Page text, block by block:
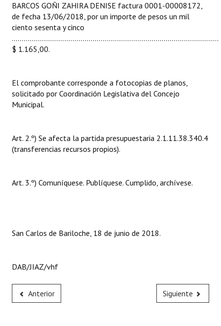
Premio al Mérito - Registro
Mujeres que Dejaron Huellas - Registro
Ciudadano Ilustre - Registro
Huéspedes de Honor - Registro
REFORMA DE LA CARTA ORGÁNICA
BARCOS GOÑI ZAHIRA DENISE factura 0001-00008172,
de fecha 13/06/2018, por un importe de pesos un mil
ciento sesenta y cinco
.........................................................................................................
$ 1.165,00.
El comprobante corresponde a fotocopias de planos,
solicitado por Coordinación Legislativa del Concejo
Municipal.
Art. 2.º) Se afecta la partida presupuestaria 2.1.11.38.340.4
(transferencias recursos propios).
Art. 3.º) Comuníquese. Publíquese. Cumplido, archívese.
San Carlos de Bariloche, 18 de junio de 2018.
DAB/JIAZ/vhf
Anterior Siguiente